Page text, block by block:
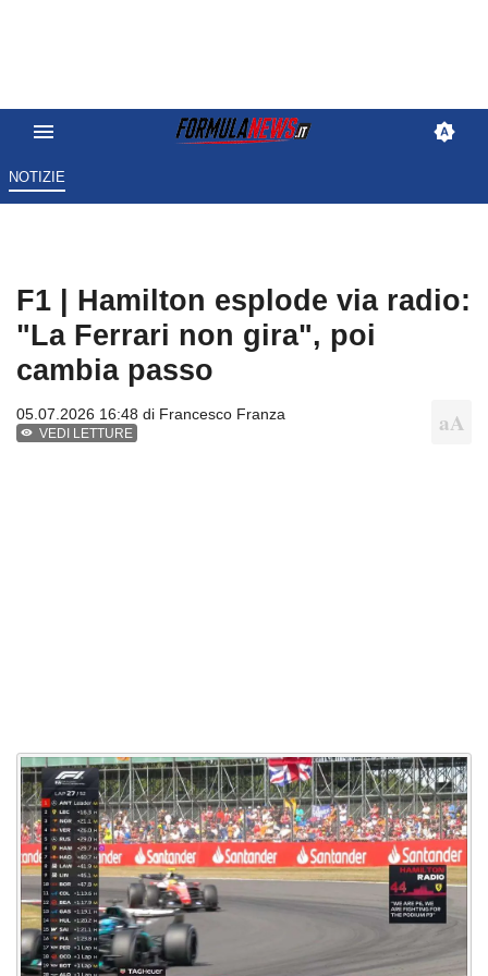
NOTIZIE
F1 | Hamilton esplode via radio:
"La Ferrari non gira", poi
cambia passo
05.07.2026 16:48 di Francesco Franza
VEDI LETTURE